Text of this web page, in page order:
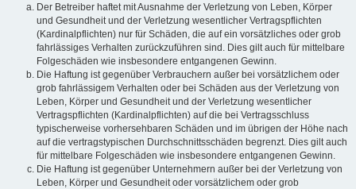
Der Betreiber haftet mit Ausnahme der Verletzung von Leben, Körper
und Gesundheit und der Verletzung wesentlicher Vertragspflichten
(Kardinalpflichten) nur für Schäden, die auf ein vorsätzliches oder grob
fahrlässiges Verhalten zurückzuführen sind. Dies gilt auch für mittelbare
Folgeschäden wie insbesondere entgangenen Gewinn.
Die Haftung ist gegenüber Verbrauchern außer bei vorsätzlichem oder
grob fahrlässigem Verhalten oder bei Schäden aus der Verletzung von
Leben, Körper und Gesundheit und der Verletzung wesentlicher
Vertragspflichten (Kardinalpflichten) auf die bei Vertragsschluss
typischerweise vorhersehbaren Schäden und im übrigen der Höhe nach
auf die vertragstypischen Durchschnittsschäden begrenzt. Dies gilt auch
für mittelbare Folgeschäden wie insbesondere entgangenen Gewinn.
Die Haftung ist gegenüber Unternehmern außer bei der Verletzung von
Leben, Körper und Gesundheit oder vorsätzlichem oder grob